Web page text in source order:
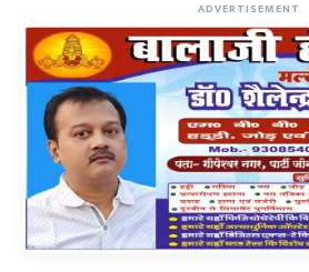
ADVERTISEMENT